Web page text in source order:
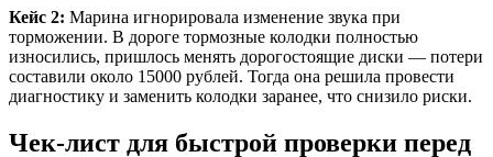
Кейс 2: Марина игнорировала изменение звука при
торможении. В дороге тормозные колодки полностью
износились, пришлось менять дорогостоящие диски — потери
составили около 15000 рублей. Тогда она решила провести
диагностику и заменить колодки заранее, что снизило риски.
Чек-лист для быстрой проверки перед